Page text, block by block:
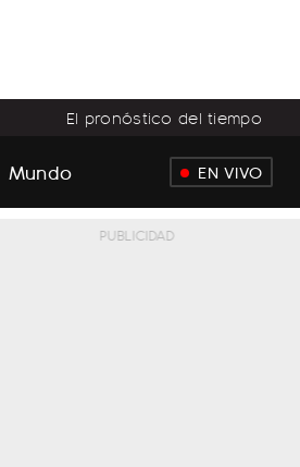
El pronóstico del tiempo
Mundo EN VIVO